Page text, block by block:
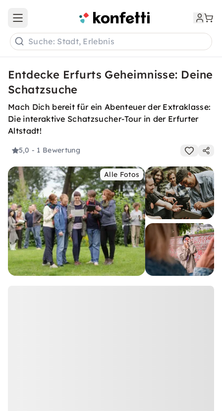
Open main menu
Suche: Stadt, Erlebnis
Entdecke Erfurts Geheimnisse: Deine
Schatzsuche
Mach Dich bereit für ein Abenteuer der Extraklasse:
Die interaktive Schatzsucher-Tour in der Erfurter
Altstadt!
5,0 - 1 Bewertung
Alle Fotos